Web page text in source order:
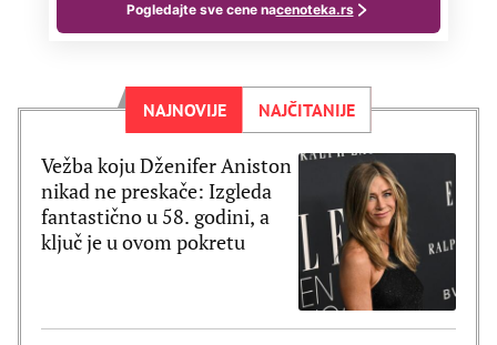
NAJNOVIJE NAJČITANIJE
Vežba koju Dženifer Aniston
nikad ne preskače: Izgleda
fantastično u 58. godini, a
ključ je u ovom pokretu